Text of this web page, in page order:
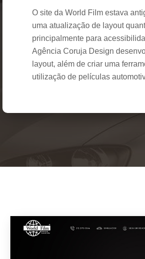
O site da World Film estava
uma atualização de layout
principalmente para
Agência Coruja Design
layout, além de criar uma
utilização de películas